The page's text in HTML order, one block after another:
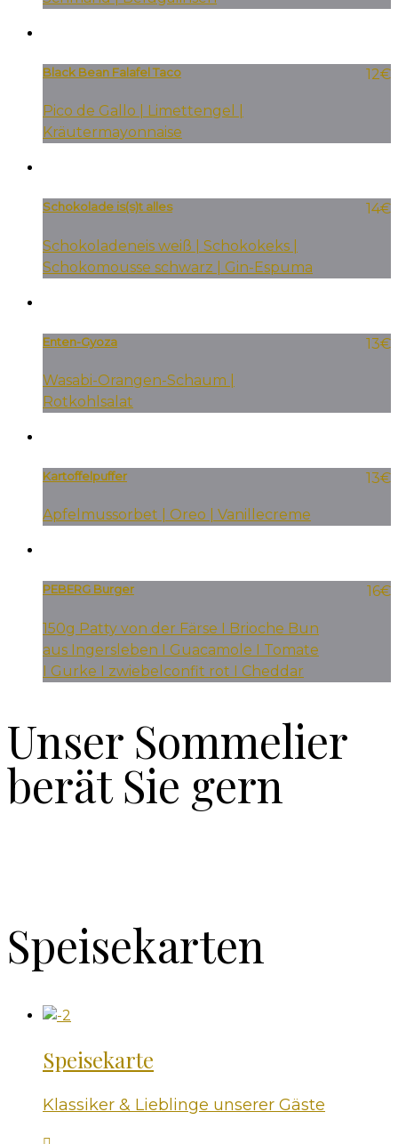
12€
Black Bean Falafel Taco
Pico de Gallo | Limettengel |
Kräutermayonnaise
14€
Schokolade is(s)t alles
Schokoladeneis weiß | Schokokeks |
Schokomousse schwarz | Gin-Espuma
13€
Enten-Gyoza
Wasabi-Orangen-Schaum |
Rotkohlsalat
13€
Kartoffelpuffer
Apfelmussorbet | Oreo | Vanillecreme
16€
PEBERG Burger
150g Patty von der Färse I Brioche Bun
aus Ingersleben I Guacamole I Tomate
I Gurke I zwiebelconfit rot I Cheddar
Unser Sommelier
berät Sie gern
Speisekarten
Speisekarte
Klassiker & Lieblinge unserer Gäste